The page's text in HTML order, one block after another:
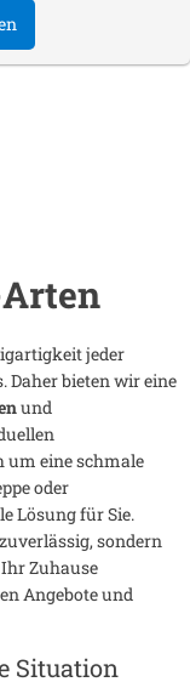
jeder
Daher bieten wir eine
und
um eine schmale
oder
Lösung für Sie.
sondern
Zuhause
Angebote und
Situation